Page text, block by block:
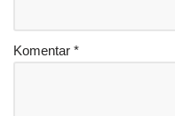
Komentar *